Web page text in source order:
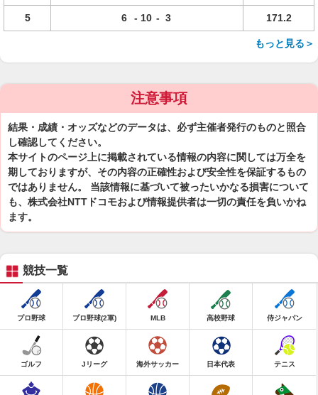
5 6 - 10 - 3 171.2
もっと見る＞
注意事項
結果・成績・オッズなどのデータは、必ず主催者発行のものと照合
し確認してください。
本サイトのページ上に掲載されている情報の内容に関しては万全を
期しておりますが、その内容の正確性および安全性を保証するもの
ではありません。 当該情報に基づいて被ったいかなる損害について
も、株式会社NTTドコモおよび情報提供者は一切の責任を負いかね
ます。
競技一覧
プロ野球 プロ野球(2軍) MLB 高校野球 侍ジャパン
ゴルフ Jリーグ 海外サッカー 日本代表 テニス